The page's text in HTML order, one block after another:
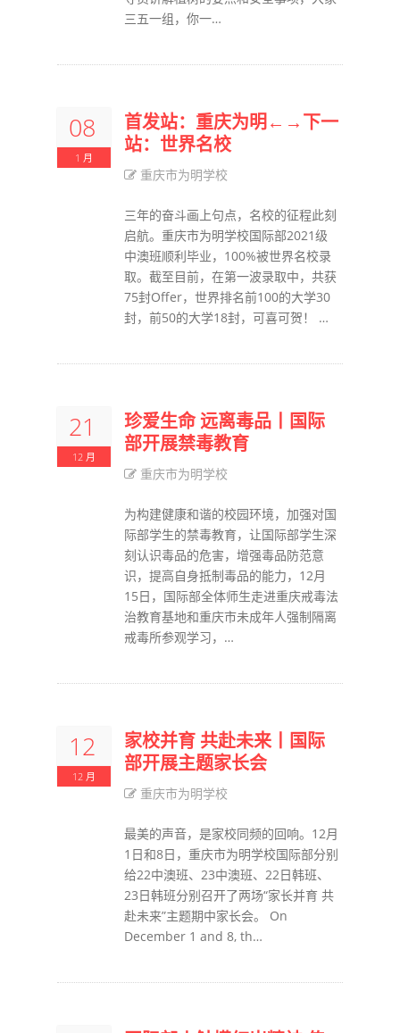
三五一组，你一…
08
1 月
首发站：重庆为明←→下一
站：世界名校
重庆市为明学校
三年的奋斗画上句点，名校的征程此刻
启航。重庆市为明学校国际部2021级
中澳班顺利毕业，100%被世界名校录
取。截至目前，在第一波录取中，共获
75封Offer，世界排名前100的大学30
封，前50的大学18封，可喜可贺！ …
21
12 月
珍爱生命 远离毒品丨国际
部开展禁毒教育
重庆市为明学校
为构建健康和谐的校园环境，加强对国
际部学生的禁毒教育，让国际部学生深
刻认识毒品的危害，增强毒品防范意
识，提高自身抵制毒品的能力，12月
15日，国际部全体师生走进重庆戒毒法
治教育基地和重庆市未成年人强制隔离
戒毒所参观学习，…
12
12 月
家校并育 共赴未来丨国际
部开展主题家长会
重庆市为明学校
最美的声音，是家校同频的回响。12月
1日和8日，重庆市为明学校国际部分别
给22中澳班、23中澳班、22日韩班、
23日韩班分别召开了两场“家长并育 共
赴未来”主题期中家长会。 On
December 1 and 8, th…